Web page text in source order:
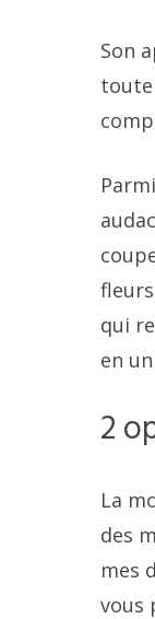
Son
toute
qui
en
2
La
des
mes
vous